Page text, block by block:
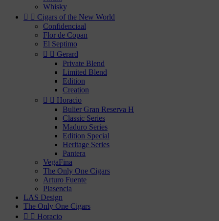
Whisky
  Cigars of the New World
Confidenciaal
Flor de Copan
El Septimo
  Gerard
Private Blend
Limited Blend
Edition
Creation
  Horacio
Bulier Gran Reserva H
Classic Series
Maduro Series
Edition Special
Heritage Series
Pantera
VegaFina
The Only One Cigars
Arturo Fuente
Plasencia
LAS Design
The Only One Cigars
  Horacio